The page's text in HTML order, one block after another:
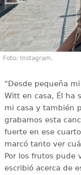
Foto: Instagram.
"Desde pequeña
Witt en casa, Él ha
mi casa y también
grabamos esta
fuerte en ese
marcó tanto ver
Por los frutos pude
escribió acerca de